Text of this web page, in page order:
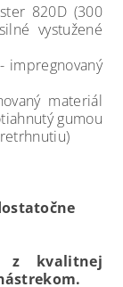
820D (300
vystužené
- impregnovaný
materiál
gumou
z kvalitnej